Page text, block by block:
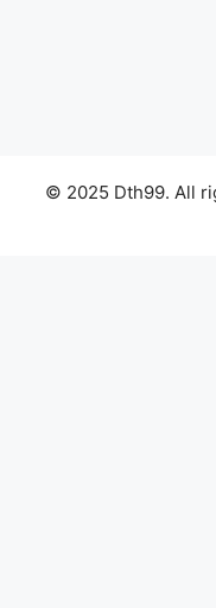
© 2025 Dth99. All